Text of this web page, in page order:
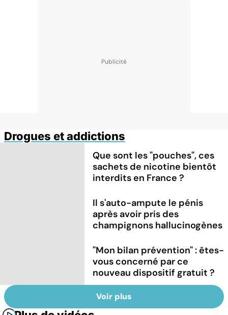
Drogues et addictions
Que sont les "pouches", ces
sachets de nicotine bientôt
interdits en France ?
Il s'auto-ampute le pénis
après avoir pris des
champignons hallucinogènes
"Mon bilan prévention" : êtes-
vous concerné par ce
nouveau dispositif gratuit ?
Voir plus